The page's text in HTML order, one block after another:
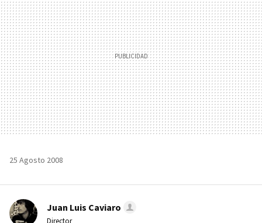
25 Agosto 2008
Juan Luis Caviaro
Director